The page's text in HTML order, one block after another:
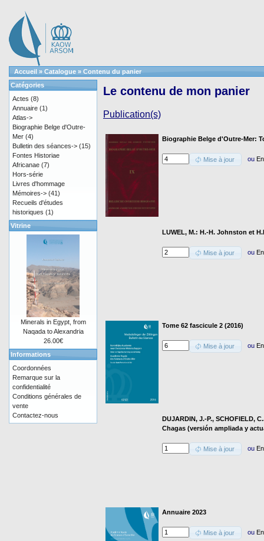
Accueil » Catalogue » Contenu du panier
Le contenu de mon panier
Publication(s)
Biographie Belge d'Outre-Mer:
Mise à jour ou
LUWEL, M.: H.-H. Johnston et
Mise à jour ou
Tome 62 fascicule 2 (2016)
Mise à jour ou
DUJARDIN, J.-P., SCHOFIELD,
Chagas (versión ampliada y
Mise à jour ou
Annuaire 2023
Mise à jour ou
Catégories
Actes (8)
Annuaire (1)
Atlas->
Biographie Belge d'Outre-
Mer (4)
Bulletin des séances-> (15)
Fontes Historiae
Africanae (7)
Hors-série
Livres d'hommage
Mémoires-> (41)
Recueils d'études
historiques (1)
Vitrine
Minerals in Egypt, from
Naqada to Alexandria
26.00€
Informations
Coordonnées
Remarque sur la
confidentialité
Conditions générales de
vente
Contactez-nous